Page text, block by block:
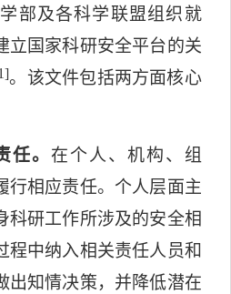
部及各科学联盟组织就
立国家科研安全平台的关
。该文件包括两方面核心
任。 在个人、机构、组
行相应责任。个人层面主
科研工作所涉及的安全相
程中纳入相关责任人员和
出知情决策，并降低潜在